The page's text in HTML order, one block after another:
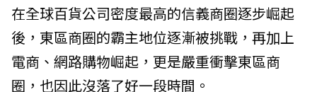
在全球百貨公司密度最高的信義商圈逐步崛起
後，東區商圈的霸主地位逐漸被挑戰，再加上
電商、網路購物崛起，更是嚴重衝擊東區商
圈，也因此沒落了好一段時間。